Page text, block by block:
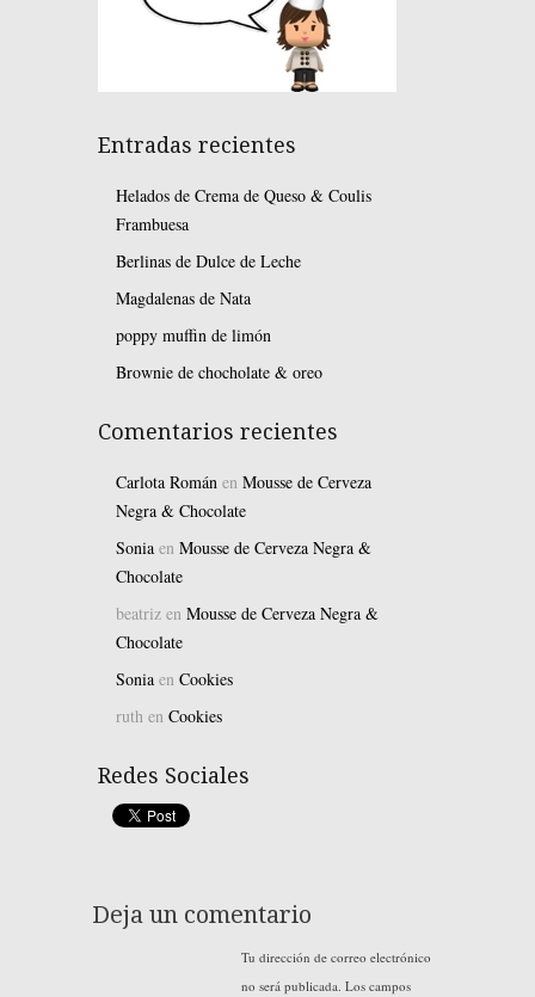
Entradas recientes
Helados de Crema de Queso & Coulis
Frambuesa
Berlinas de Dulce de Leche
Magdalenas de Nata
poppy muffin de limón
Brownie de chocholate & oreo
Comentarios recientes
Carlota Románen Mousse de Cerveza
Negra & Chocolate
Soniaen Mousse de Cerveza Negra &
Chocolate
beatrizen Mousse de Cerveza Negra &
Chocolate
Soniaen Cookies
ruthen Cookies
Redes Sociales
Deja un comentario
Tu dirección de correo electrónico
no será publicada. Los campos